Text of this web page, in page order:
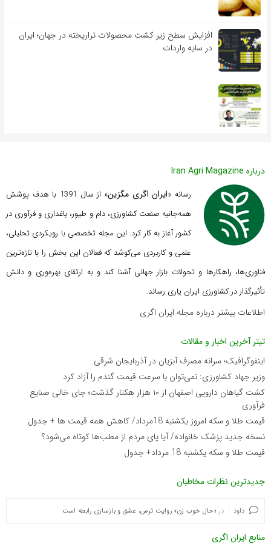
افزایش سطح زیر کشت محصولات تراریخته در جهان؛ ایران
در سایه واردات
درباره Iran Agri Magazine
رسانه «ایران اگری مگزین
» از سال 1391 با هدف پوشش
همه‌جانبه صنعت کشاورزی، دام و طیور، باغداری و فرآوری در
کشور آغاز به کار کرد. این مجله تخصصی با رویکردی تحلیلی،
علمی و کاربردی می‌کوشد که فعالان این بخش را با تازه‌ترین
فناوری‌ها، راهکارها و تحولات بازار جهانی آشنا کند و به ارتقای بهره‌وری و دانش
تأثیرگذار در کشاورزی ایران یاری رساند.
اطلاعات بیشتر درباره مجله ایران اگری
تیتر آخرین اخبار و مقالات
اینفوگرافیک؛ سرانه مصرف آبزیان در آذربایجان شرقی
وزیر جهاد کشاورزی: نمی‌توان با سرعت قیمت گندم را آزاد کرد
کشت گیاهان دارویی اصفهان از ۱۰ هزار هکتار گذشت؛ جای خالی صنایع
فرآوری
قیمت طلا و سکه امروز یکشنبه 18مرداد/ کاهش همه قیمت ها + جدول
نسخه جدید پزشک خانواده/ آیا پای مردم از مطب‌ها‌ کوتاه می‌شود؟
قیمت طلا و سکه یکشنبه 18 مرداد+ جدول
جدیدترین نظرات مخاطبان
داود در «حال خوب زن» روایت ترس، عشق و بازسازی رابطه است
منابع ایران اگری